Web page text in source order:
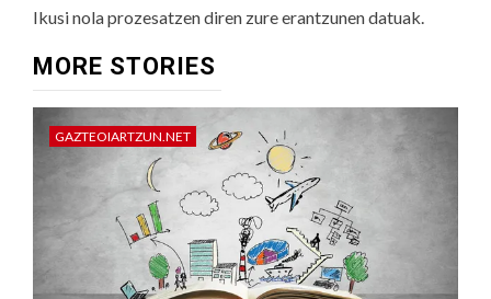
Ikusi nola prozesatzen diren zure erantzunen datuak.
MORE STORIES
GAZTEOIARTZUN.NET